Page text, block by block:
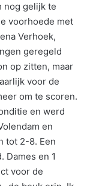
nog gelijk te
voorhoede met
Verhoek,
geregeld
op zitten, maar
voor de
om te scoren.
en werd
en
tot 2-8. Een
Dames en 1
voor de